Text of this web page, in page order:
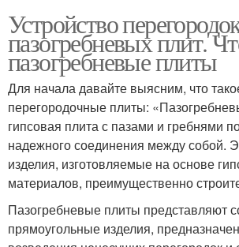
Устройство
пазогребневых плит.
пазогребневые плиты
Для начала давайте выясним, что
перегородочные плиты:
гипсовая плита с пазами и гребнями
надежного соединения между собой.
изделия, изготовляемые на основе
материалов, преимущественно
Пазогребневые плиты представляют
прямоугольные изделия,